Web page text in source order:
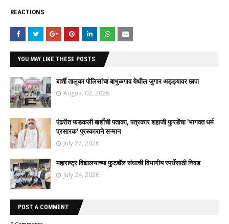
REACTIONS
YOU MAY LIKE THESE POSTS
बार्शी तालुका पोलिसांचा बाभुळगाव येथील जुगार अड्ड्यावर छापा
August 02, 2026
पंढरीत फडकली बार्शीची पताका, पत्रकार शहाजी फुरडेंचा 'भागवत धर्म
प्रसारक' पुरस्काराने सन्मान
July 27, 2026
महाराष्ट्र विद्यालयाच्या फुटबॉल संघाची विभागीय स्पर्धेसाठी निवड
July 24, 2026
POST A COMMENT